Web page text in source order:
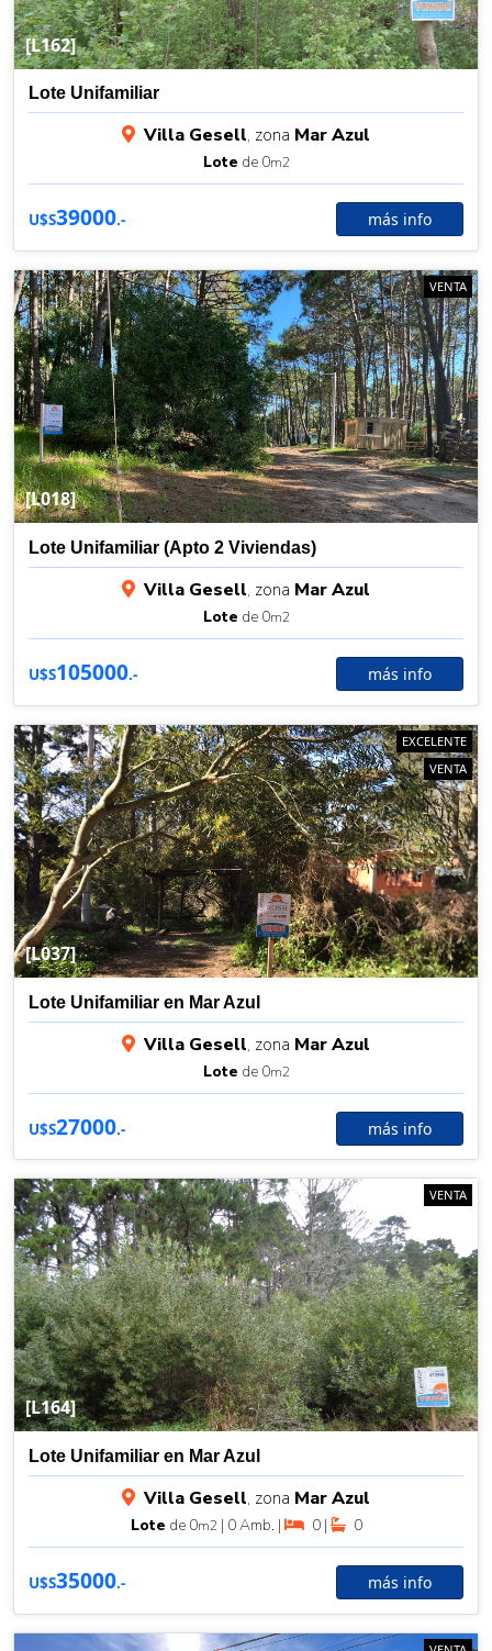
[L162]
Lote Unifamiliar
Villa Gesell, zona Mar Azul
Lote de 0m2
U$S39000.- más info
[L018]
VENTA
Lote Unifamiliar (Apto 2 Viviendas)
Villa Gesell, zona Mar Azul
Lote de 0m2
U$S105000.- más info
[L037]
EXCELENTE
VENTA
Lote Unifamiliar en Mar Azul
Villa Gesell, zona Mar Azul
Lote de 0m2
U$S27000.- más info
[L164]
VENTA
Lote Unifamiliar en Mar Azul
Villa Gesell, zona Mar Azul
Lote de 0m2 | 0 Amb. | 0 | 0
U$S35000.- más info